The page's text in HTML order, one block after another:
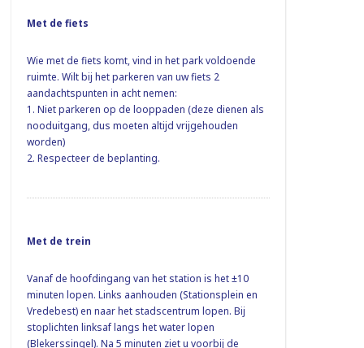
Met de fiets
Wie met de fiets komt, vind in het park voldoende
ruimte. Wilt bij het parkeren van uw fiets 2
aandachtspunten in acht nemen:
1. Niet parkeren op de looppaden (deze dienen als
nooduitgang, dus moeten altijd vrijgehouden
worden)
2. Respecteer de beplanting.
Met de trein
Vanaf de hoofdingang van het station is het ±10
minuten lopen. Links aanhouden (Stationsplein en
Vredebest) en naar het stadscentrum lopen. Bij
stoplichten linksaf langs het water lopen
(Blekerssingel). Na 5 minuten ziet u voorbij de